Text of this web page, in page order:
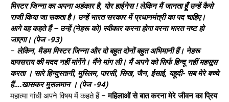
मिस्टर जिन्ना का अपना अहंकार है, योर हाईनेस ! लेकिन मैं जानता हूँ उन्हें कैसे
राजी किया जा सकता है। उन्हें भारत सरकार में प्रधानमंत्री का पद चाहिए।
आगे वह कहते हैं – उन्हें (नेहरू को) स्वीकार करना होगा वरना भारत नष्ट हो
जाएगा। (पेज -93)
– लेकिन, मैडम मिस्टर जिन्ना और वो बहुत दोनों बहुत अभिमानी हैं। नेहरू
वायसराय की मदद नहीं मांगेंगे। मैंने मांग ली। मैं अपने को सिर्फ हिन्दू नहीं महसूस
करता । सारे हिन्दुस्तानी, मुस्लिम, पारसी, सिख, जैन, ईसाई, यहूदी- सब मेरे बच्चे
हैं….खासकर मुसलमान । (पेज -94)
महात्मा गांधी अपने विषय में कहते हैं –महिलाओं से बात करना मेरे जीवन का प्रिय